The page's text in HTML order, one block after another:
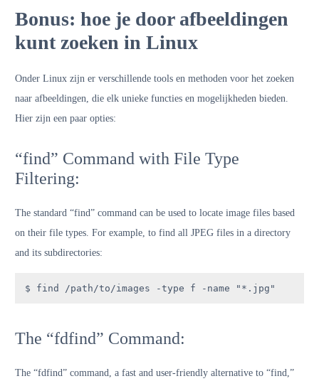
Bonus: hoe je door afbeeldingen
kunt zoeken in Linux
Onder Linux zijn er verschillende tools en methoden voor het zoeken
naar afbeeldingen, die elk unieke functies en mogelijkheden bieden.
Hier zijn een paar opties:
“find” Command with File Type
Filtering:
The standard “find” command can be used to locate image files based
on their file types. For example, to find all JPEG files in a directory
and its subdirectories:
$ find /path/to/images -type f -name "*.jpg"
The “fdfind” Command:
The “fdfind” command, a fast and user-friendly alternative to “find,”